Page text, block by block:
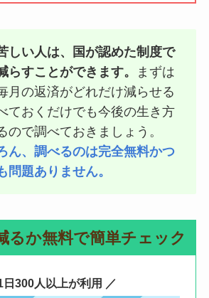
しい人は、国が認めた制度で
らすことができます。
まずは
月の返済がどれだけ減らせる
ておくだけでも今後の生き方
ので調べておきましょう。
ん、調べるのは完全無料かつ
問題ありません。
るか無料で簡単チェック
日300人以上が利用 ／